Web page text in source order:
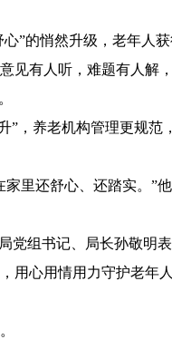
”的悄然升级，老年人
见有人听，难题有人解，
”，养老机构管理更规
里还舒心、还踏实。”他
党组书记、局长孙敬明
心用情用力守护老年